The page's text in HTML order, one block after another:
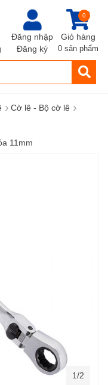
Đăng nhập
Đăng ký
Giỏ hàng
0
0 sản phẩm
› Cờ lê - Bộ cờ lê ›
11mm
1/2